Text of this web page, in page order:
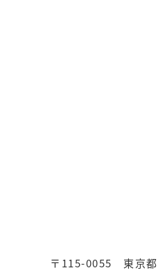
〒115-0055 東京都